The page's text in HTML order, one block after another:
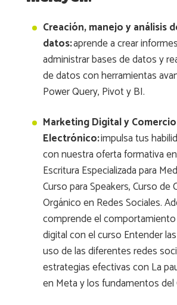
Creación, manejo y análisis
datos:aprende a crear
administrar bases de datos y
de datos con herramientas
Power Query, Pivot y BI.
Marketing Digital y Comercio
Electrónico:impulsa tus
con nuestra oferta formativa
Escritura Especializada para
Curso para Speakers, Curso de
Orgánico en Redes Sociales.
comprende el
digital con el curso Entender
uso de las diferentes redes
estrategias efectivas con La
en Meta y los fundamentos del